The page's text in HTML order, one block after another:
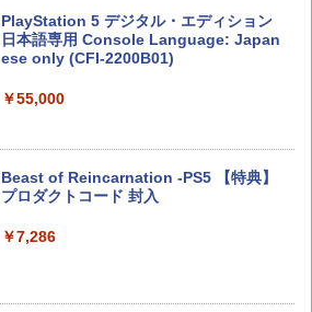
イセンス商品 HORI(NSX-185)(2026071
6)
with 猛将伝 Remastered【Switch 2】
POTPABCVA [POTPABCVA]
￥6,640
辺機器 ホコリ防止 全面保護 快適なグリ
ップ 取付簡単 DualSense DualShock4
対応 ブラック 2個入
￥630
【中古】【PS5】Ed-0: Zombie Uprisin
g 【CEROレーティング「Z」】
￥1,079
【中古】たまごっちのプチプチおみせっ
￥529
【中古】牧場物語 キラキラ太陽となかま
千と千尋の神隠し 舞台版ダブルキャスト
スプラトゥーン レイダース|オンライン
コード版
スプラトゥーン レイダース -Switch2
PlayStation 5 デジタル・エディション
日本語専用 Console Language: Japan
ese only (CFI-2200B01)
￥55,000
Beast of Reincarnation -PS5 【特典】
プロダクトコード 封入
￥7,286